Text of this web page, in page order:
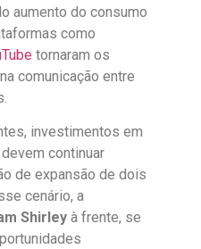
aumento do consumo
como
tornaram os
comunicação entre
investimentos em
continuar
de expansão de dois
cenário, a
Shirley à frente, se